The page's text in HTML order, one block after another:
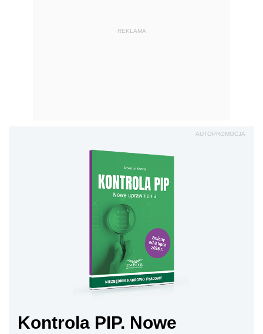
REKLAMA
AUTOPROMOCJA
Kontrola PIP. Nowe